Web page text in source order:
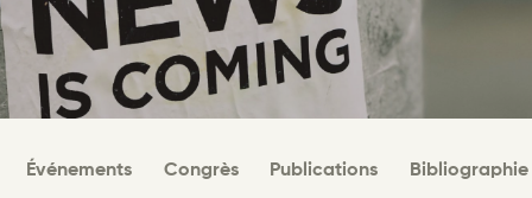
Événements Congrès Publications Bibliographie